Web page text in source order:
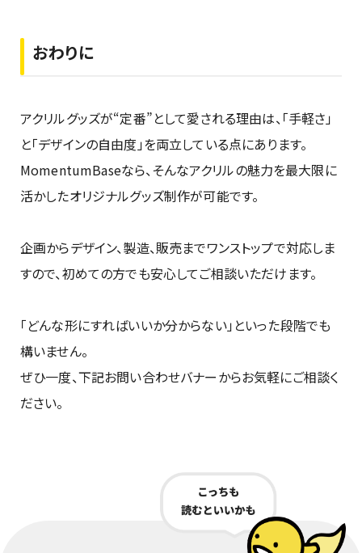
おわりに
アクリルグッズが“定番”として愛される理由は、「手軽さ」
と「デザインの自由度」を両立している点にあります。
MomentumBaseなら、そんなアクリルの魅力を最大限に
活かしたオリジナルグッズ制作が可能です。
企画からデザイン、製造、販売までワンストップで対応しま
すので、初めての方でも安心してご相談いただけます。
「どんな形にすればいいか分からない」といった段階でも
構いません。
ぜひ一度、下記お問い合わせバナーからお気軽にご相談く
ださい。